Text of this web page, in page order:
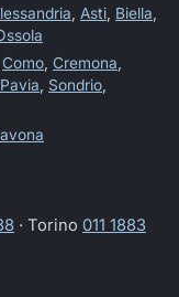
Asti Biella
Como Cremona
Pavia Sondrio
· Torino 011 1883